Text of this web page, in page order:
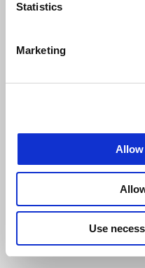
Statistics
Marketing
Allow
Use
Naše originální náhradní díly
dopad na životní prostředí,